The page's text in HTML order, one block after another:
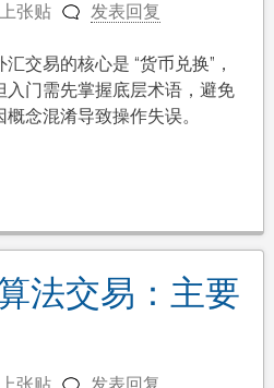
上张贴 发表回复
汇交易的核心是 “货币兑换”，
入门需先掌握底层术语，避免
概念混淆导致操作失误。​
法交易：主要